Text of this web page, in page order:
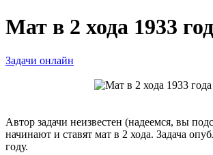
Мат в 2 хода 1933
Задачи онлайн
Автор задачи неизвестен (надеемся, вы
начинают и ставят мат в 2 хода. Задача
году.